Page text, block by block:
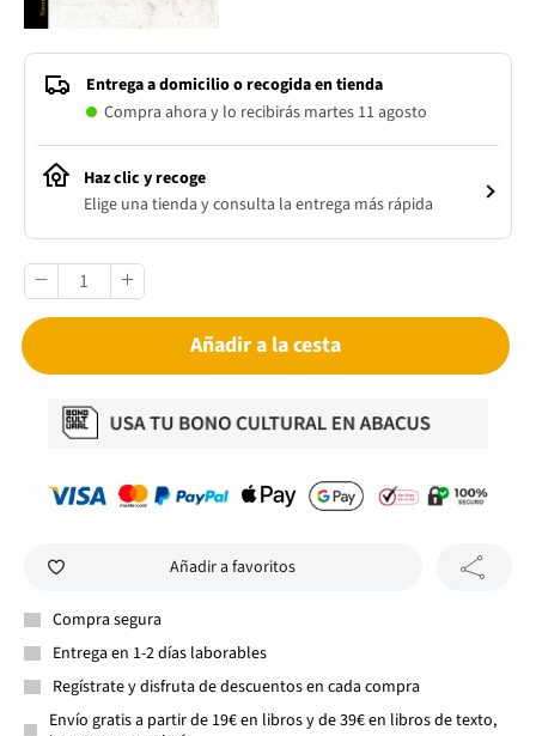
Entrega a domicilio o recogida en tienda
Compra ahora y lo recibirás martes 11 agosto
Haz clic y recoge
Elige una tienda y consulta la entrega más rápida
Añadir a la cesta
Añadir a favoritos
Compra segura
Entrega en 1-2 días laborables
Regístrate y disfruta de descuentos en cada compra
Envío gratis a partir de 19€ en libros y de 39€ en libros de texto,